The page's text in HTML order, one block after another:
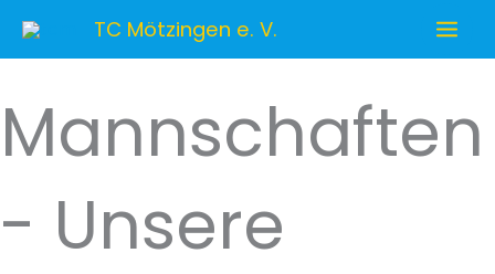
Inhalt
TC Mötzingen e. V.
Mannschaften
- Unsere